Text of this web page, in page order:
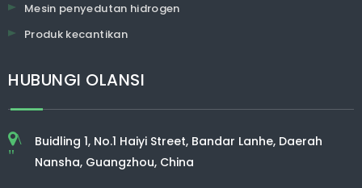
Mesin penyedutan hidrogen
Produk kecantikan
HUBUNGI OLANSI
\
"
Buidling 1, No.1 Haiyi Street, Bandar Lanhe, Daerah
Nansha, Guangzhou, China